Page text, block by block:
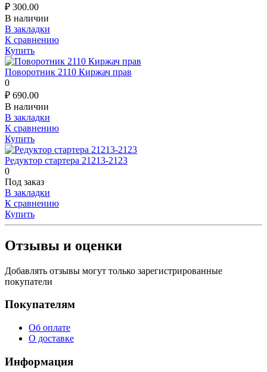
₽ 300.00
В наличии
В закладки
К сравнению
Купить
Поворотник 2110 Киржач прав
0
₽ 690.00
В наличии
В закладки
К сравнению
Купить
Редуктор стартера 21213-2123
0
Под заказ
В закладки
К сравнению
Купить
Отзывы и оценки
Добавлять отзывы могут только зарегистрированные
покупатели
Покупателям
Об оплате
О доставке
Информация